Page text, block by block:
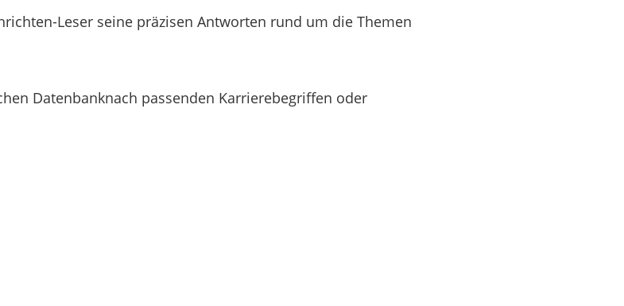
Leser seine präzisen Antworten rund um die Themen
Datenbanknach passenden Karrierebegriffen oder